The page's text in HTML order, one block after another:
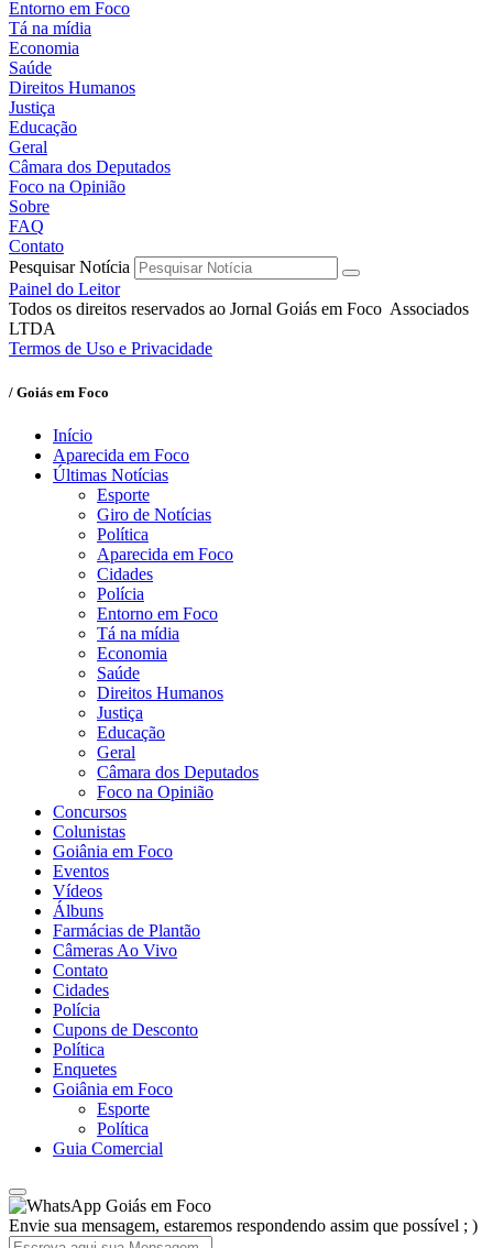
Entorno em Foco
Tá na mídia
Economia
Saúde
Direitos Humanos
Justiça
Educação
Geral
Câmara dos Deputados
Foco na Opinião
Sobre
FAQ
Contato
Pesquisar Notícia
Painel do Leitor
Todos os direitos reservados ao Jornal Goiás em Foco Associados
LTDA
Termos de Uso e Privacidade
/ Goiás em Foco
Início
Aparecida em Foco
Últimas Notícias
Esporte
Giro de Notícias
Política
Aparecida em Foco
Cidades
Polícia
Entorno em Foco
Tá na mídia
Economia
Saúde
Direitos Humanos
Justiça
Educação
Geral
Câmara dos Deputados
Foco na Opinião
Concursos
Colunistas
Goiânia em Foco
Eventos
Vídeos
Álbuns
Farmácias de Plantão
Câmeras Ao Vivo
Contato
Cidades
Polícia
Cupons de Desconto
Política
Enquetes
Goiânia em Foco
Esporte
Política
Guia Comercial
Goiás em Foco
Envie sua mensagem, estaremos respondendo assim que possível ; )